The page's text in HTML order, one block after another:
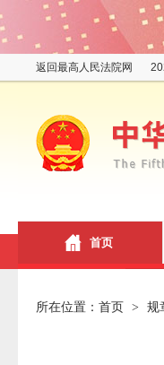
返回最高人民法院网
首页
所在位置： 首页 > 规